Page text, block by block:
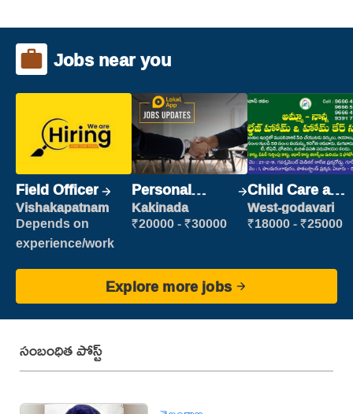
Jobs near you
Field Officer
Vishakapatnam
Depends on
experience/work
Personal
Assistant
Kakinada
₹20000 - ₹30000
Child Care and
Patient care
West-godavari
₹18000 - ₹25000
Explore more jobs
సంబంధిత పోస్ట్